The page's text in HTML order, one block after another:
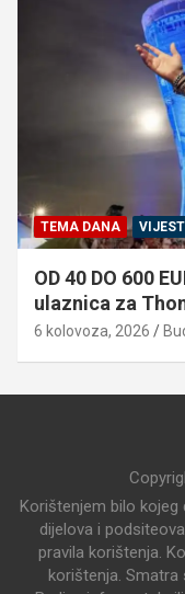
TEMA DANA VIJESTI
OD 40 DO 600
ulaznica za
6 kolovoza, 2026
Korištenjem bilo kojeg
dijelova i
pravila korištenja.
korištenja.